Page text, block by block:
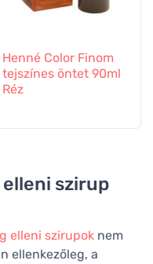
Henné Color Finom
tejszínes öntet 90ml
Réz
szirup
elleni szirupok nem
ellenkezőleg, a